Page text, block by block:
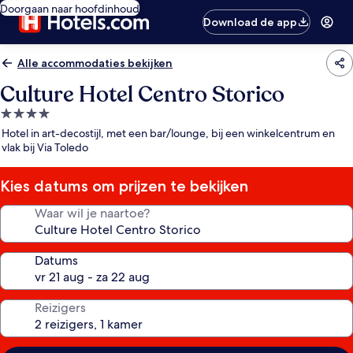
Doorgaan naar hoofdinhoud
Download de app
Alle accommodaties bekijken
Culture Hotel Centro Storico
4.0-
sterrenaccommodatie
Hotel in art-decostijl, met een bar/lounge, bij een winkelcentrum en
vlak bij Via Toledo
Kies datums om prijzen te bekijken
Waar wil je naartoe?
Datums
Reizigers